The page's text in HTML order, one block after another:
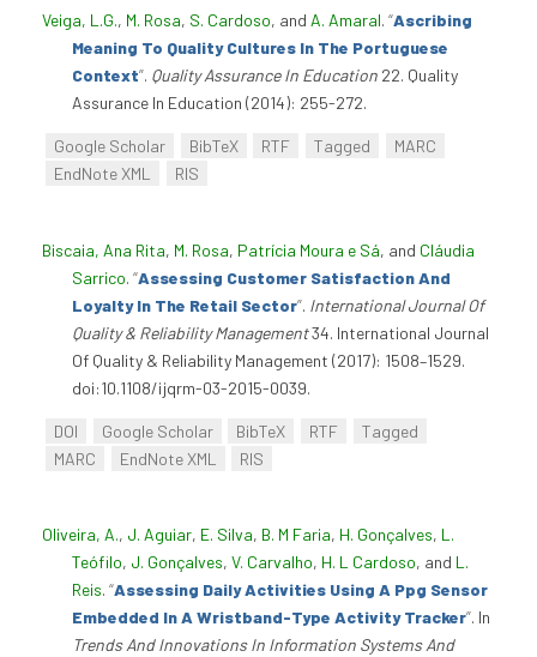
Veiga, L.G., M. Rosa, S. Cardoso, and A. Amaral. “Ascribing
Meaning To Quality Cultures In The Portuguese
Context”. Quality Assurance In Education 22. Quality
Assurance In Education (2014): 255-272.
Google Scholar BibTeX RTF Tagged
MARC
EndNote XML
RIS
Biscaia, Ana Rita, M. Rosa, Patrícia Moura e Sá, and Cláudia
Sarrico. “Assessing Customer Satisfaction And
Loyalty In The Retail Sector”. International Journal Of
Quality & Reliability Management34. International Journal
Of Quality & Reliability Management (2017): 1508–1529.
doi:10.1108/ijqrm-03-2015-0039.
DOI Google Scholar BibTeX RTF
Tagged
MARC
EndNote XML RIS
Oliveira, A., J. Aguiar, E. Silva, B. M Faria, H. Gonçalves, L.
Teófilo, J. Gonçalves, V. Carvalho, H. L Cardoso, and L.
Reis. “Assessing Daily Activities Using A Ppg Sensor
Embedded In A Wristband-Type Activity Tracker”. In
Trends And Innovations In Information Systems And